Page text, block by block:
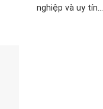
nghiệp và uy tín...